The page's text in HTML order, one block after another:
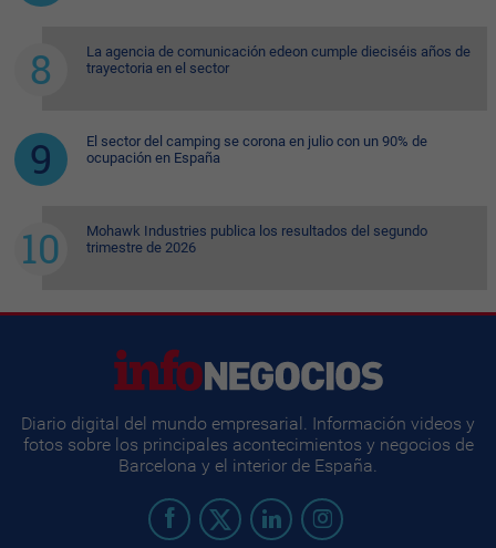
La agencia de comunicación edeon cumple dieciséis años de
trayectoria en el sector
El sector del camping se corona en julio con un 90% de
ocupación en España
Mohawk Industries publica los resultados del segundo
trimestre de 2026
Diario digital del mundo empresarial. Información videos y
fotos sobre los principales acontecimientos y negocios de
Barcelona y el interior de España.